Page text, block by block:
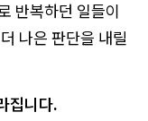
반복하던 일들이
나은 판단을 내릴
집니다.